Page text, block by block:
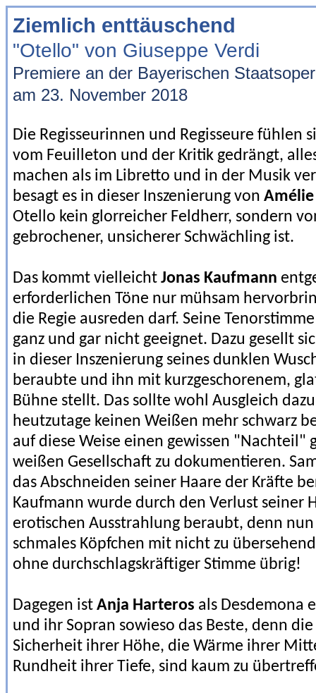
Ziemlich enttäuschend
"Otello" von Giuseppe Verdi
Premiere an der Bayerischen
am 23. November 2018
Die Regisseurinnen und Regisseure fühlen
vom Feuilleton und der Kritik gedrängt,
machen als im Libretto und in der Musik
besagt es in dieser Inszenierung von
Otello kein glorreicher Feldherr, sondern
gebrochener, unsicherer Schwächling ist.
Das kommt vielleichtJonas Kaufmann
erforderlichen Töne nur mühsam
die Regie ausreden darf. Seine
ganz und gar nicht geeignet. Dazu gesellt
in dieser Inszenierung seines dunklen
beraubte und ihn mit kurzgeschorenem,
Bühne stellt. Das sollte wohl Ausgleich
heutzutage keinen Weißen mehr schwarz
auf diese Weise einen gewissen "Nachteil"
weißen Gesellschaft zu dokumentieren.
das Abschneiden seiner Haare der Kräfte
Kaufmann wurde durch den Verlust seiner
erotischen Ausstrahlung beraubt, denn
schmales Köpfchen mit nicht zu
ohne durchschlagskräftiger Stimme übrig!
Dagegen istAnja Harteros als Desdemona
und ihr Sopran sowieso das Beste, denn
Sicherheit ihrer Höhe, die Wärme ihrer
Rundheit ihrer Tiefe, sind kaum zu